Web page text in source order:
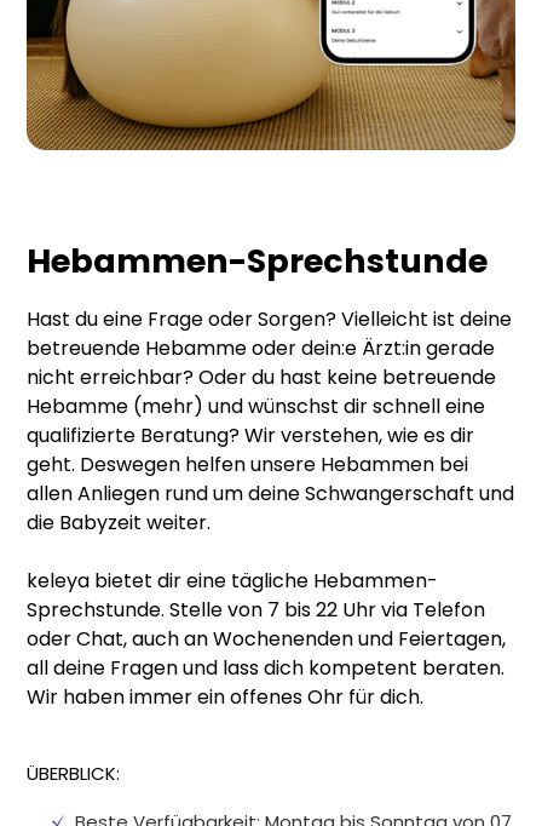
Hebammen-Sprechstunde
Hast du eine Frage oder Sorgen? Vielleicht ist deine
betreuende Hebamme oder dein:e Ärzt:in gerade
nicht erreichbar? Oder du hast keine betreuende
Hebamme (mehr) und wünschst dir schnell eine
qualifizierte Beratung? Wir verstehen, wie es dir
geht. Deswegen helfen unsere Hebammen bei
allen Anliegen rund um deine Schwangerschaft und
die Babyzeit weiter.
keleya bietet dir eine tägliche Hebammen-
Sprechstunde. Stelle von 7 bis 22 Uhr via Telefon
oder Chat, auch an Wochenenden und Feiertagen,
all deine Fragen und lass dich kompetent beraten.
Wir haben immer ein offenes Ohr für dich.
ÜBERBLICK: